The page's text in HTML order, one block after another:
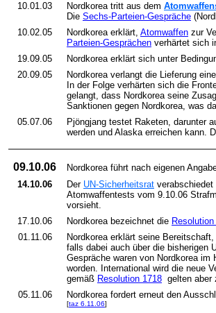
10.01.03
Nordkorea tritt aus dem
Die Sechs-Parteien-Gespräche
10.02.05
Nordkorea erklärt, Atomwaffen zur
Parteien-Gesprächen verhärtet sich
19.09.05
Nordkorea erklärt sich unter
20.09.05
Nordkorea verlangt die Lieferung
In der Folge verhärten sich die
gelangt, dass Nordkorea seine
Sanktionen gegen Nordkorea, was
05.07.06
Pjöngjang testet Raketen, darunter
werden und Alaska erreichen kann.
09.10.06 Nordkorea führt nach eigenen
14.10.06 Der UN-Sicherheitsrat
Atomwaffentests vom 9.10.06
vorsieht.
17.10.06
Nordkorea bezeichnet die
01.11.06
Nordkorea erklärt seine Bereitschaft,
falls dabei auch über die bisherigen
Gespräche waren von Nordkorea
worden. International wird die neue
gemäß Resolution 1718 gelten aber
05.11.06
Nordkorea fordert erneut den
[taz 6.11.06]